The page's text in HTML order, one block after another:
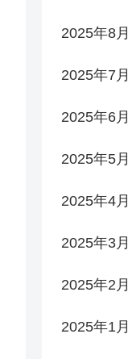
2025年8月
2025年7月
2025年6月
2025年5月
2025年4月
2025年3月
2025年2月
2025年1月